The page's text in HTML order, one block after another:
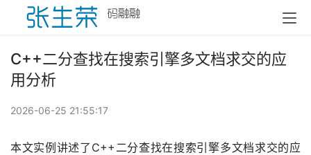
C++二分查找在搜索引擎多文档求交的应
用分析
2026-06-25 21:55:17
本文实例讲述了C++二分查找在搜索引擎多文档求交的应